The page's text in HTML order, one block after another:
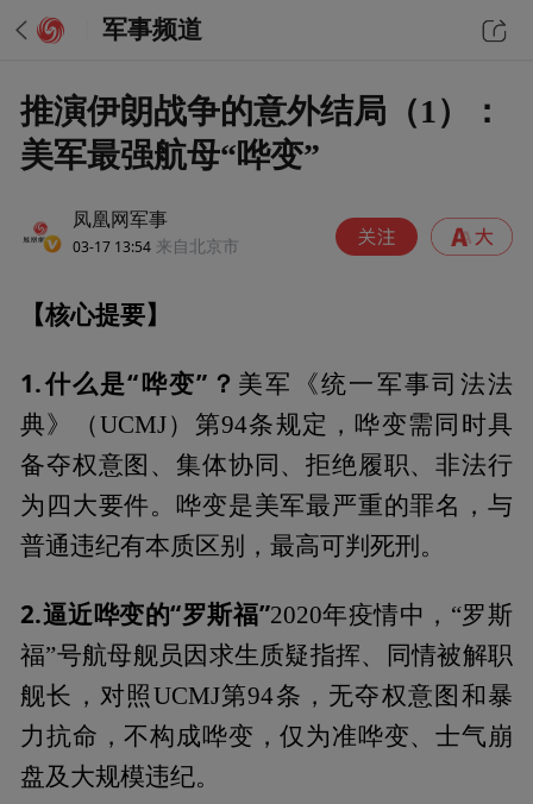
军事频道
推演伊朗战争的意外结局（1）：
美军最强航母“哗变”
凤凰网军事
03-17 13:54 来自北京市
【核心提要】
1.什么是“哗变”？ 美军《统一军事司法法
典》（UCMJ）第94条规定，哗变需同时具
备夺权意图、集体协同、拒绝履职、非法行
为四大要件。哗变是美军最严重的罪名，与
普通违纪有本质区别，最高可判死刑。
2.逼近哗变的“罗斯福”2020年疫情中，“罗斯
福”号航母舰员因求生质疑指挥、同情被解职
舰长，对照UCMJ第94条，无夺权意图和暴
力抗命，不构成哗变，仅为准哗变、士气崩
盘及大规模违纪。